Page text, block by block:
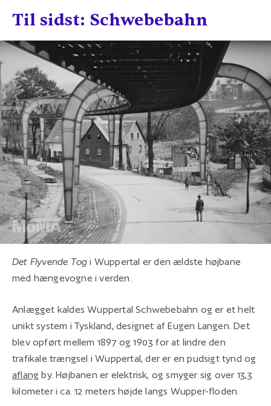
Til sidst: Schwebebahn
Det Flyvende Tog i Wuppertal er den ældste højbane
med hængevogne i verden.
Anlægget kaldes Wuppertal Schwebebahn og er et helt
unikt system i Tyskland, designet af Eugen Langen. Det
blev opført mellem 1897 og 1903 for at lindre den
trafikale trængsel i Wuppertal, der er en pudsigt tynd og
aflang by. Højbanen er elektrisk, og smyger sig over 13,3
kilometer i ca. 12 meters højde langs Wupper-floden.